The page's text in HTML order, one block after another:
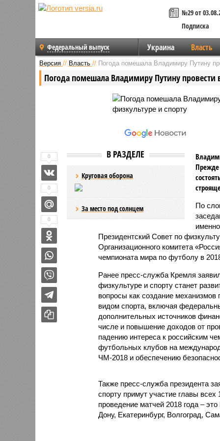
№29 от
Подписка
Федеральный выпуск Украина Власть
Версия // Власть // Погода помешала Владимиру Путину
Погода помешала Владимиру Путину провести
В РАЗДЕЛЕ
Круговая оборона
За место под солнцем
Прежде
По
Президентский Совет по
Организационного комитета
чемпионата мира по футболу в
Ранее пресс-служба Кремля
физкультуре и спорту станет
вопросы как создание
видом спорта, включая
дополнительных источников
числе и повышение доходов от
падению интереса к российским
футбольных клубов на
ЧМ-2018 и обеспечению
Также пресс-служба президента
спорту примут участие главы
проведение матчей 2018 года –
Дону, Екатеринбург, Волгоград,
0
0
0